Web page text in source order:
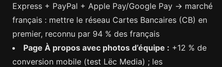
Express + PayPal + Apple Pay/Google Pay → marché
français : mettre le réseau Cartes Bancaires (CB) en
premier, reconnu par 94 % des français
Page À propos avec photos d’équipe : +12 % de
conversion mobile (test Lëc Media) ; les